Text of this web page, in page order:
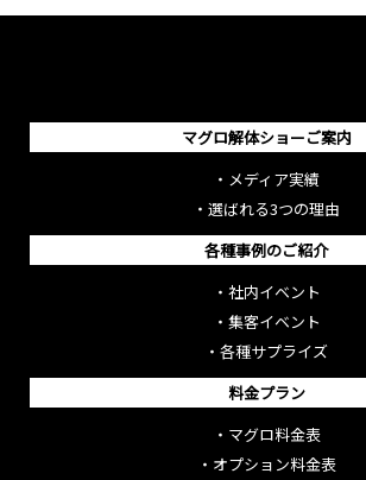
マグロ解体ショーご案内
・ メディア実績
・ 選ばれる3つの理由
各種事例のご紹介
・ 社内イベント
・ 集客イベント
・ 各種サプライズ
料金プラン
・ マグロ料金表
・ オプション料金表